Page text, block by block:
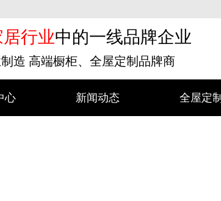
居行业中的一线品牌企业
造 高端橱柜、全屋定制品牌商
心 新闻动态 全屋定制